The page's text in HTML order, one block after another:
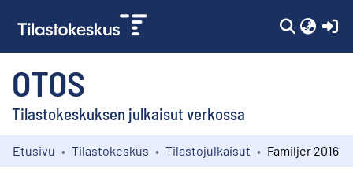
OTOS
Tilastokeskuksen julkaisut verkossa
Etusivu Tilastokeskus Tilastojulkaisut Familjer 2016